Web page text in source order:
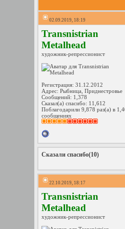
02.09.2019, 18:19
Transnistrian
Metalhead
художник-репрессионист
Регистрация: 31.12.2012
Адрес: Рыбница, Приднестровье
Сообщений: 1,378
Сказал(а) спасибо: 11,612
Поблагодарили 9,878 раз(а) в
сообщениях
Сказали спасибо(10)
22.10.2019, 18:17
Transnistrian
Metalhead
художник-репрессионист